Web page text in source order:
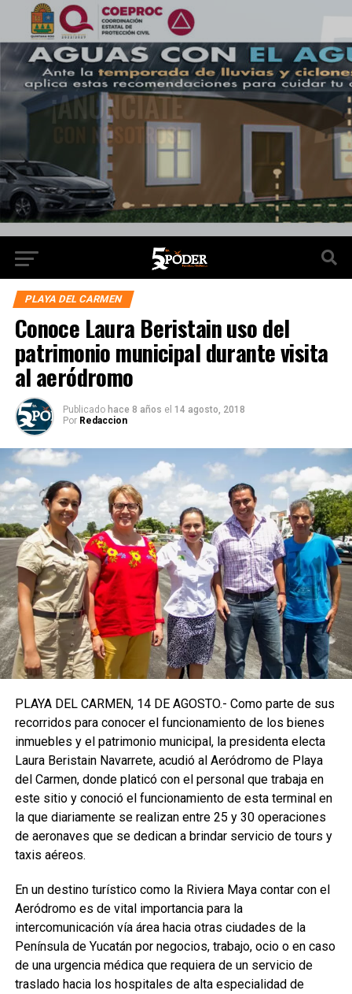
PLAYA DEL CARMEN
Conoce Laura Beristain uso del
patrimonio municipal durante visita
al aeródromo
Publicado hace 8 años el 14 agosto, 2018
Por Redaccion
PLAYA DEL CARMEN, 14 DE AGOSTO.- Como parte de sus
recorridos para conocer el funcionamiento de los bienes
inmuebles y el patrimonio municipal, la presidenta electa
Laura Beristain Navarrete, acudió al Aeródromo de Playa
del Carmen, donde platicó con el personal que trabaja en
este sitio y conoció el funcionamiento de esta terminal en
la que diariamente se realizan entre 25 y 30 operaciones
de aeronaves que se dedican a brindar servicio de tours y
taxis aéreos.
En un destino turístico como la Riviera Maya contar con el
Aeródromo es de vital importancia para la
intercomunicación vía área hacia otras ciudades de la
Península de Yucatán por negocios, trabajo, ocio o en caso
de una urgencia médica que requiera de un servicio de
traslado hacia los hospitales de alta especialidad de